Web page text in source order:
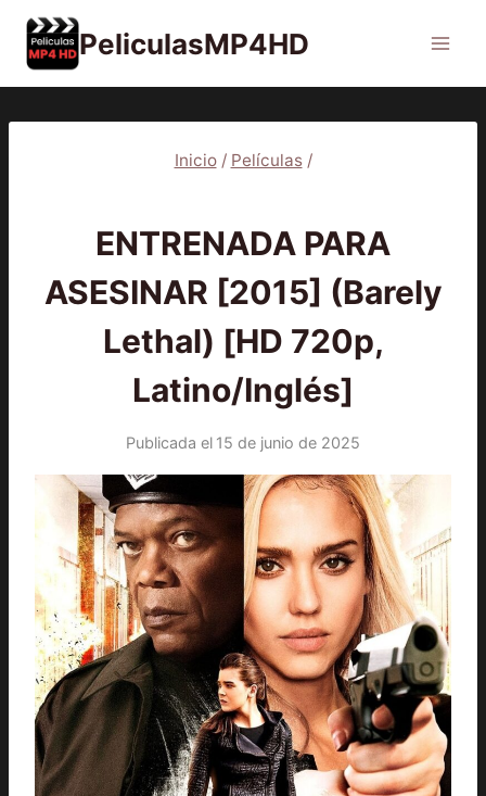
Saltar
contenido
PeliculasMP4HD
Inicio / Películas /
ENTRENADA PARA
ASESINAR [2015] (Barely
Lethal) [HD 720p,
Latino/Inglés]
Publicada el 15 de junio de 2025